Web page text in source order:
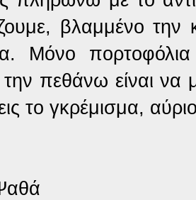
βλαμμένο την
Μόνο
πεθάνω είναι
το γκρέμισμα,